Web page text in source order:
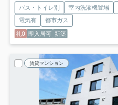
バス・トイレ別 室内洗濯機置場
電気有
都市ガス
礼0 即入居可 新築
賃貸マンション